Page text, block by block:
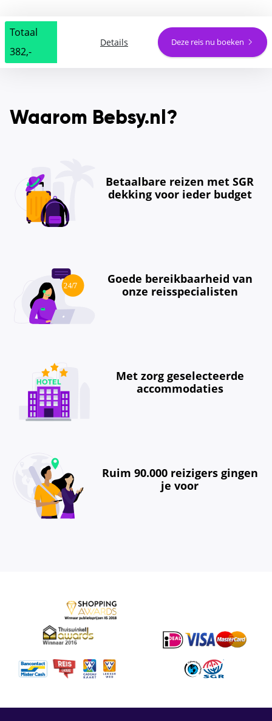
Totaal
382,-
Details Deze reis nu boeken
Waarom Bebsy.nl?
Betaalbare reizen met SGR
dekking voor ieder budget
Goede bereikbaarheid van
onze reisspecialisten
Met zorg geselecteerde
accommodaties
Ruim 90.000 reizigers gingen
je voor